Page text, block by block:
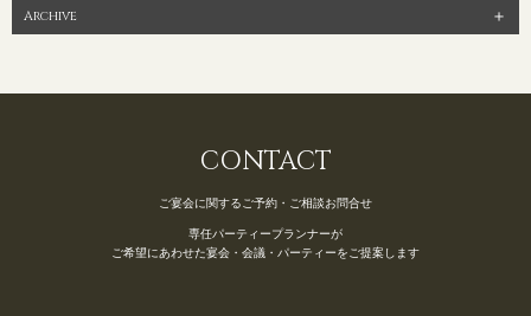
Archive
CONTACT
ご宴会に関するご予約・ご相談お問合せ
専任パーティープランナーが
ご希望にあわせた宴会・会議・パーティーをご提案します